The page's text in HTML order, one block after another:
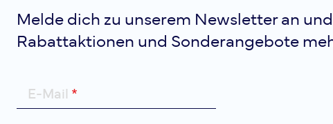
Melde dich zu unserem Newsletter an
Rabattaktionen und Sonderangebote
E-Mail